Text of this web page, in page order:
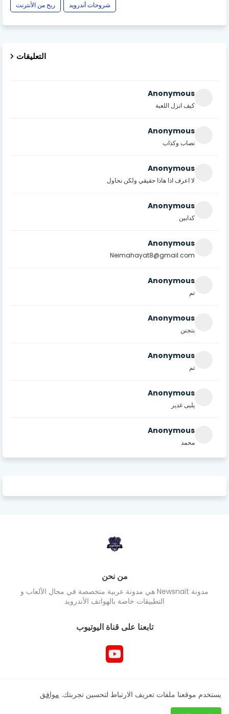
ربح من الأنترنت
شروحات أندرويد
التعليقات
Anonymous
كيف انزل اللعبة
Anonymous
نصاب وكذاب
Anonymous
لا اعرف اذا هاذا حقيقي ولكن نحاول
Anonymous
كدابين
Anonymous
Neimahayat8@gmail.com
Anonymous
تم
Anonymous
بتجنن
Anonymous
تم
Anonymous
يلبى غدير
Anonymous
محمد
من نحن
مدونة Newsnait هي مدونة عربية متخصصة في مجال الألعاب و
التطبيقات خاصة بالهواتف الأندرويد
تابعنا على قناة اليوتيوب
جميع حقوق المدونة محفوظ Newsnait ©
يستخدم موقعنا ملفات تعريف الارتباط لتحسين تجربتك. موافق